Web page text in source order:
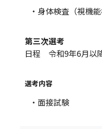
・身体検査（視機
第三次選考
日程 令和9年6月以
選考内容
・面接試験